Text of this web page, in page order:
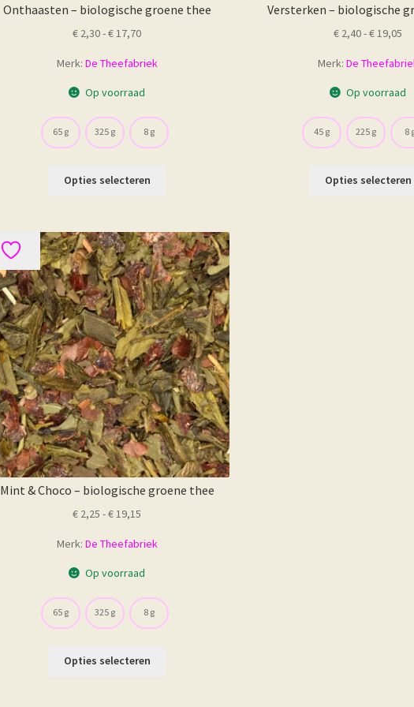
Onthaasten – biologische groene thee
€ 2,30-€17,70Prijsklasse:
tot
Merk: De Theefabriek
Op voorraad
65 g 325 g 8 g
Opties selecteren
variaties.
Deze
optie
kan
gekozen
worden
op
de
productpagina
Versterken – biologische
€ 2,40-€19,05
Merk: De
Op voorraad
45 g 225 g 8
Opties selecteren
Mint & Choco – biologische groene thee
€ 2,25 -€19,15
tot
Merk: De Theefabriek
Op voorraad
65 g 325 g 8 g
Opties selecteren